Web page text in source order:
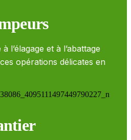
l’élagage et à l’abattage
opérations délicates en